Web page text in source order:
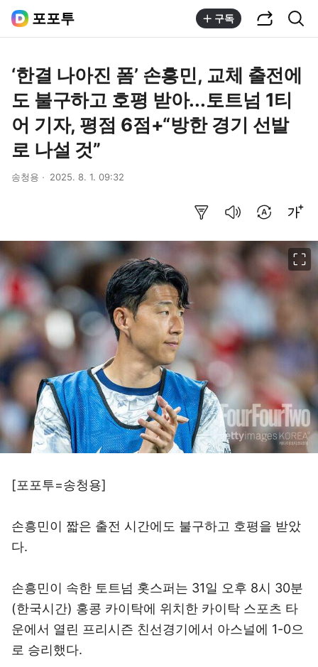
포포투 구독
‘한결 나아진 폼’ 손흥민, 교체 출전에
도 불구하고 호평 받아...토트넘 1티
어 기자, 평점 6점+“방한 경기 선발
로 나설 것”
송청용 2025. 8. 1. 09:32
[포포투=송청용]
손흥민이 짧은 출전 시간에도 불구하고 호평을 받았
다.
손흥민이 속한 토트넘 홋스퍼는 31일 오후 8시 30분
(한국시간) 홍콩 카이탁에 위치한 카이탁 스포츠 타
운에서 열린 프리시즌 친선경기에서 아스널에 1-0으
로 승리했다.